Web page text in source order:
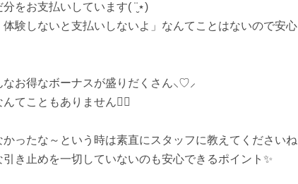
をお支払いしています( ¨̮⋆)
験しないと支払いしないよ」なんてことはないので安心
お得なボーナスが盛りだくさん‪⸜♡⸝‍‬
てこともありません🙅‍♀️
ったな～という時は素直にスタッフに教えてくださいね
き止めを一切していないのも安心できるポイント✨